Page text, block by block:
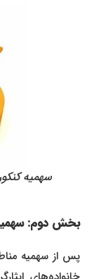
سهمیه‌ کنکور
بخش دوم: سهمیه
پس از سهمیه